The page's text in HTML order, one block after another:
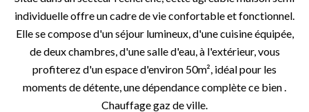
individuelle offre un cadre de vie confortable et fonctionnel.
Elle se compose d'un séjour lumineux, d'une cuisine équipée,
de deux chambres, d'une salle d'eau, à l'extérieur, vous
profiterez d'un espace d'environ 50m², idéal pour les
moments de détente, une dépendance complète ce bien .
Chauffage gaz de ville.